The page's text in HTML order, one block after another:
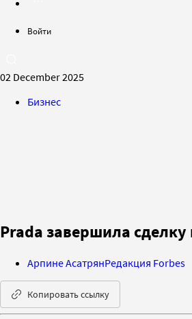
Войти
02 December 2025
Бизнес
Prada завершила сделку
Арпине АсатрянРедакция Forbes
Копировать ссылку